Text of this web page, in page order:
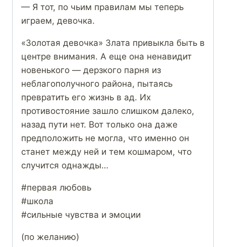
— Я тот, по чьим правилам мы теперь
играем, девочка.
«Золотая девочка» Злата привыкла быть в
центре внимания. А еще она ненавидит
новенького — дерзкого парня из
неблагополучного района, пытаясь
превратить его жизнь в ад. Их
противостояние зашло слишком далеко,
назад пути нет. Вот только она даже
предположить не могла, что именно он
станет между ней и тем кошмаром, что
случится однажды…
#первая любовь
#школа
#сильные чувства и эмоции
(по желанию)